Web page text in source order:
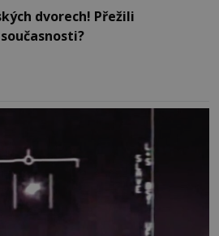
dvorech! Přežili